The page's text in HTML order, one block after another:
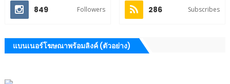
849 Followers 286 Subscribes
แบนเนอร์โฆษณาพร้อมลิงค์ (ตัวอย่าง)